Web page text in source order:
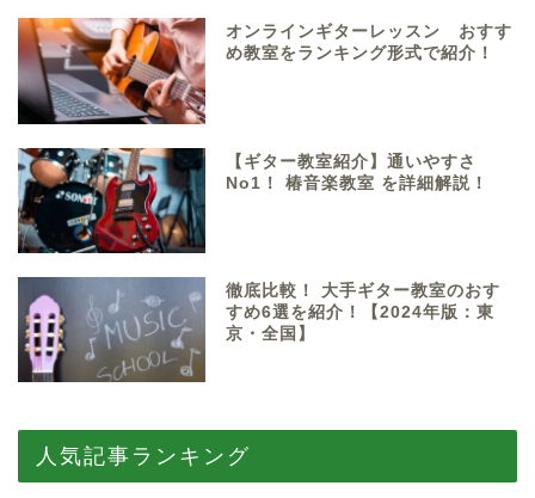
オンラインギターレッスン おすす
め教室をランキング形式で紹介！
【ギター教室紹介】通いやすさ
No1！ 椿音楽教室 を詳細解説！
徹底比較！ 大手ギター教室のおす
すめ6選を紹介！【2024年版：東
京・全国】
人気記事ランキング